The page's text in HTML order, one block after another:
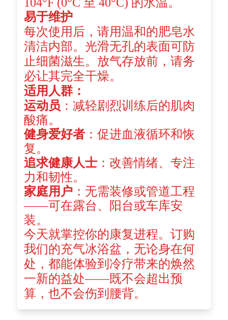
易于维护
每次使用后，请用温和的肥皂水
清洁内部。光滑无孔的表面可防
止细菌滋生。放气存放前，请务
必让其完全干燥。
适用人群：
运动员 ：减轻剧烈训练后的肌肉
酸痛。
健身爱好者 ：促进血液循环和恢
复。
追求健康人士 ：改善情绪、专注
力和韧性。
家庭用户 ：无需装修或管道工程
——可在露台、阳台或车库安
装。
今天就掌控你的康复进程。订购
我们的充气冰浴盆，无论身在何
处，都能体验到冷疗带来的焕然
一新的益处——既不会超出预
算，也不会伤到腰背。